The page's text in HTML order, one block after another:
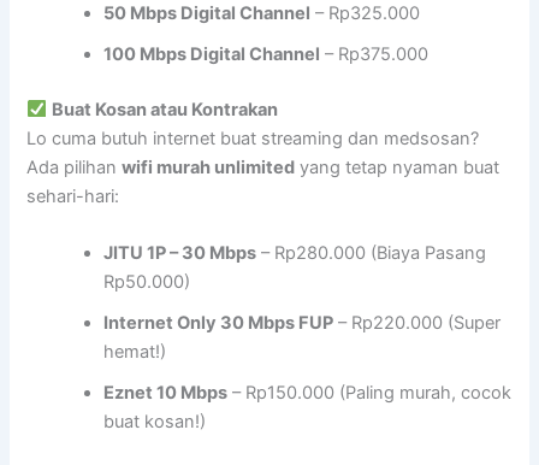
50 Mbps Digital Channel – Rp325.000
100 Mbps Digital Channel – Rp375.000
Buat Kosan atau Kontrakan
Lo cuma butuh internet buat streaming dan medsosan?
Ada pilihanwifi murah unlimited yang tetap nyaman buat
sehari-hari:
JITU 1P – 30 Mbps – Rp280.000 (Biaya Pasang
Rp50.000)
Internet Only 30 Mbps FUP – Rp220.000 (Super
hemat!)
Eznet 10 Mbps – Rp150.000 (Paling murah, cocok
buat kosan!)